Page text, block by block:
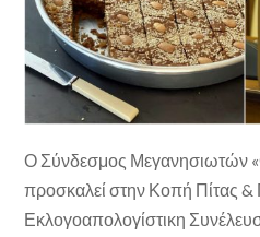
Ο Σύνδεσμος
προσκαλεί στην Κοπή Πίτας &
Εκλογοαπολογίστικη